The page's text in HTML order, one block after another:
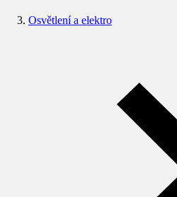
Osvětlení a elektro